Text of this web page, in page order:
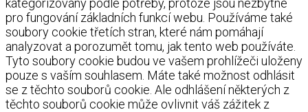
pro fungování základních funkcí webu. Používáme také
soubory cookie třetích stran, které nám pomáhají
analyzovat a porozumět tomu, jak tento web používáte.
Tyto soubory cookie budou ve vašem prohlížeči uloženy
pouze s vaším souhlasem. Máte také možnost odhlásit
se z těchto souborů cookie. Ale odhlášení některých z
těchto souborů cookie může ovlivnit váš zážitek z